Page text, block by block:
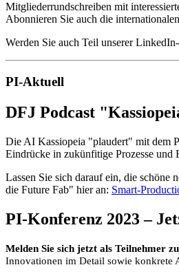
Mitgliederrundschreiben mit
Abonnieren Sie auch die
Werden Sie auch Teil unserer
PI-Aktuell
DFJ Podcast
Die AI Kassiopeia "plaudert" mit dem
Eindrücke in zukünfitige Prozesse und
Lassen Sie sich darauf ein, die schöne
die Future Fab" hier an: Smart-
PI-Konferenz 2023 –
Melden Sie sich jetzt als Teilnehmer
Innovationen im Detail sowie konkrete